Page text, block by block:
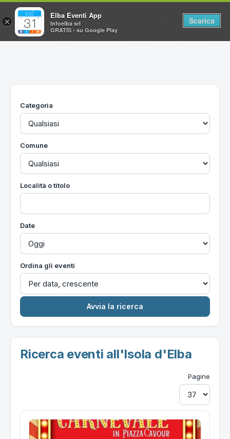
Home
Utilità
Categoria
Comune
Località o titolo
Date
Ordina gli eventi
Ricerca eventi all'Isola d'Elba
Pagine
×
Elba Eventi App
Infoelba srl
GRATIS - su Google Play
Scarica